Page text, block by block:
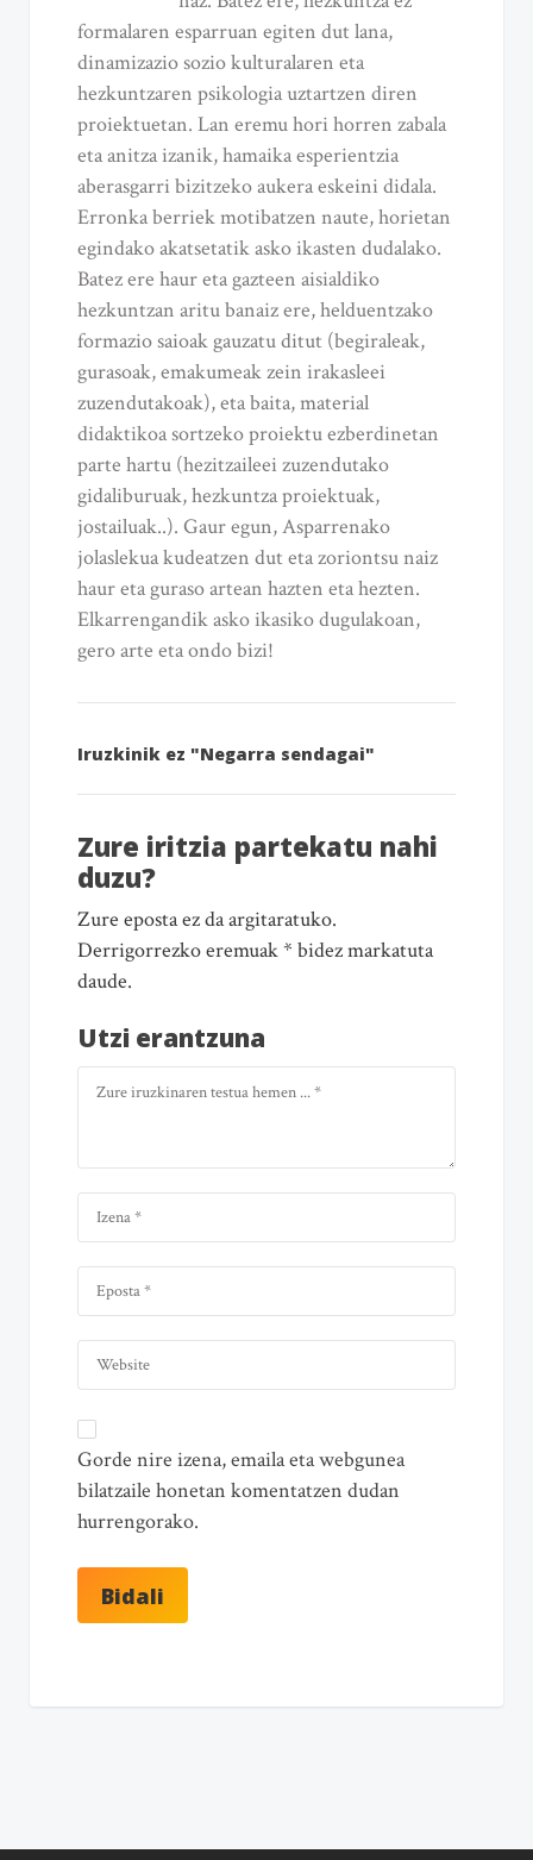
formalaren esparruan egiten dut lana,
dinamizazio sozio kulturalaren eta
hezkuntzaren psikologia uztartzen diren
proiektuetan. Lan eremu hori horren zabala
eta anitza izanik, hamaika esperientzia
aberasgarri bizitzeko aukera eskeini didala.
Erronka berriek motibatzen naute, horietan
egindako akatsetatik asko ikasten dudalako.
Batez ere haur eta gazteen aisialdiko
hezkuntzan aritu banaiz ere, helduentzako
formazio saioak gauzatu ditut (begiraleak,
gurasoak, emakumeak zein irakasleei
zuzendutakoak), eta baita, material
didaktikoa sortzeko proiektu ezberdinetan
parte hartu (hezitzaileei zuzendutako
gidaliburuak, hezkuntza proiektuak,
jostailuak..). Gaur egun, Asparrenako
jolaslekua kudeatzen dut eta zoriontsu naiz
haur eta guraso artean hazten eta hezten.
Elkarrengandik asko ikasiko dugulakoan,
gero arte eta ondo bizi!
Iruzkinik ez "Negarra sendagai"
Zure iritzia partekatu nahi
duzu?
Zure eposta ez da argitaratuko.
Derrigorrezko eremuak * bidez markatuta
daude.
Utzi erantzuna
Gorde nire izena, emaila eta webgunea
bilatzaile honetan komentatzen dudan
hurrengorako.